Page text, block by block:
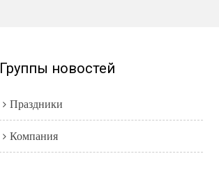
Группы новостей
Праздники
Компания